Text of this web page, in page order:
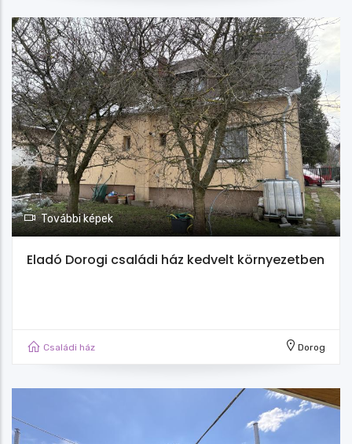
További képek
Eladó Dorogi családi ház kedvelt környezetben
Családi ház Dorog